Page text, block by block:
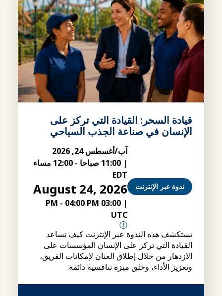
قيادة السحر: القيادة التي تركز على
الإنسان في صناعة الجذب السياحي
ندوة عبر الإنترنت
آب/أغسطس 24, 2026
| 11:00 صباحا -
12:00 مساء
EDT
August 24, 2026
|
03:00 PM
- 04:00 PM
UTC
تستكشف هذه الندوة عبر الإنترنت كيف تساعد
القيادة التي تركز على الإنسان المؤسسات على
الازدهار من خلال إطلاق العنان لإمكانات الفريق،
وتعزيز الأداء، وخلق ميزة تنافسية دائمة.